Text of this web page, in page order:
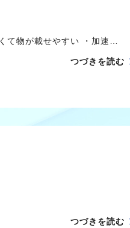
物が載せやすい ・加速…
つづきを読む
つづきを読む